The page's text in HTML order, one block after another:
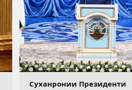
Суханронии Президенти